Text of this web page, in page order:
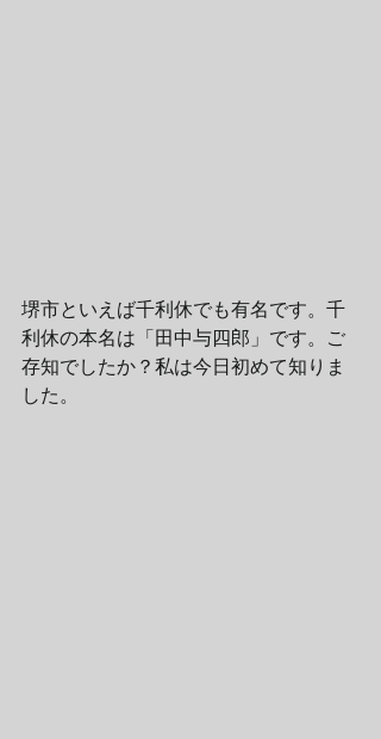
堺市といえば千利休でも有名です。千
利休の本名は「田中与四郎」です。ご
存知でしたか？私は今日初めて知りま
した。